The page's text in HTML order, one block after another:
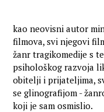
kao neovisni autor
filmova, svi njegovi
žanr tragikomedije s
psihološkog razvoja
obitelji i prijateljima,
se glinografijom -
koji je sam osmislio.